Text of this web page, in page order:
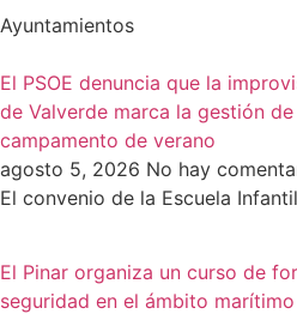
Ayuntamientos
El PSOE denuncia que la
de Valverde marca la gestión
campamento de verano
agosto 5, 2026 No hay
El convenio de la Escuela
El Pinar organiza un curso de
seguridad en el ámbito